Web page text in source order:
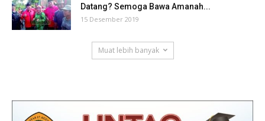
Datang? Semoga Bawa Amanah...
15 Desember 2019
Muat lebih banyak